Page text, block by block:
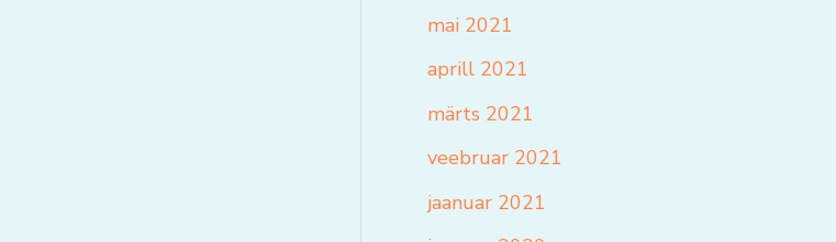
mai 2021
aprill 2021
märts 2021
veebruar 2021
jaanuar 2021